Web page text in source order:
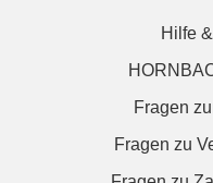
Hilfe
Fragen
Fragen zu